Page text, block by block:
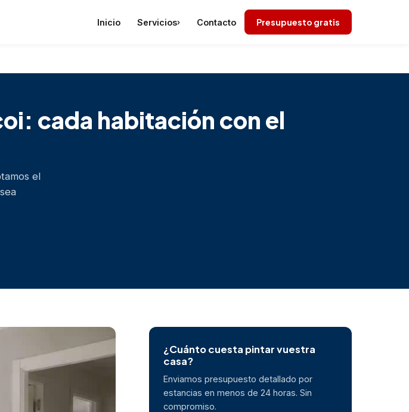
Inicio Servicios› Contacto Presupuesto gratis
cada habitación con el
el
¿Cuánto cuesta pintar vuestra
casa?
Enviamos presupuesto detallado por
estancias en menos de 24 horas. Sin
compromiso.